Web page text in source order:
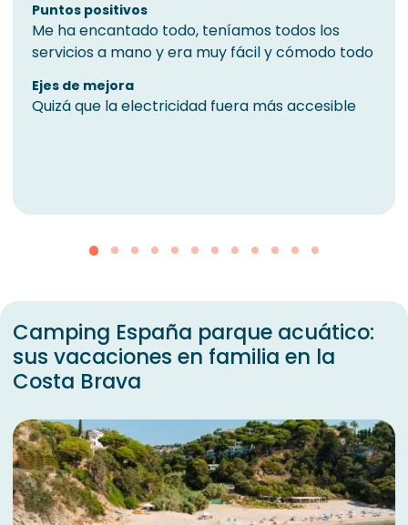
Puntos positivos
Me ha encantado todo, teníamos todos los
servicios a mano y era muy fácil y cómodo todo
Ejes de mejora
Quizá que la electricidad fuera más accesible
Camping España parque acuático:
sus vacaciones en familia en la
Costa Brava